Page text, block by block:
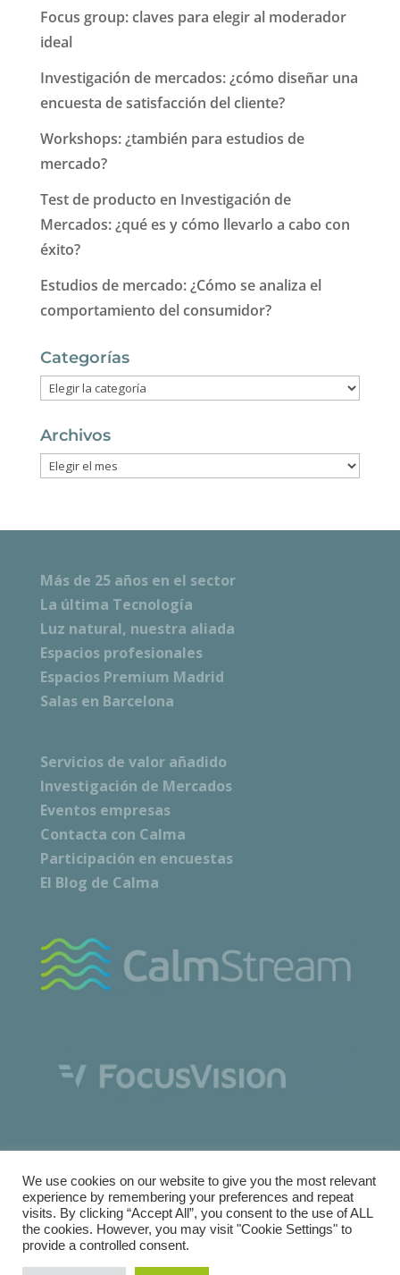
Focus group: claves para elegir al moderador
ideal
Investigación de mercados: ¿cómo diseñar una
encuesta de satisfacción del cliente?
Workshops: ¿también para estudios de
mercado?
Test de producto en Investigación de
Mercados: ¿qué es y cómo llevarlo a cabo con
éxito?
Estudios de mercado: ¿Cómo se analiza el
comportamiento del consumidor?
Categorías
Categorías
Archivos
Archivos
Más de 25 años en el sector
La última Tecnología
Luz natural, nuestra aliada
Espacios profesionales
Espacios Premium Madrid
Salas en Barcelona
Servicios de valor añadido
Investigación de Mercados
Eventos empresas
Contacta con Calma
Participación en encuestas
El Blog de Calma
Copyright © Calma Research & Facilities |
condiciones|Política de Cookies
We use cookies on our website to give you the most relevant
experience by remembering your preferences and repeat
visits. By clicking “Accept All”, you consent to the use of ALL
the cookies. However, you may visit "Cookie Settings" to
provide a controlled consent.